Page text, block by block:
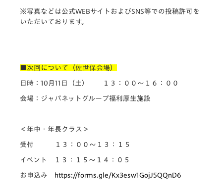
※写真などは公式WEBサイトおよびSNS等での投稿許可を
いただいております。
■次回について（佐世保会場）
日時：10月11日（土） １３：００～１６：００
会場：ジャパネットグループ福利厚生施設
＜年中・年長クラス＞
受付 １３：００～１３：１５
イベント １３：１５～１４：０５
お申込み https://forms.gle/Kx3esw1GojJ5QQnD6